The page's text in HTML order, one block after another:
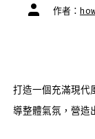
文
章 作者：
打造一個充滿現代
導整體氣氛，營造